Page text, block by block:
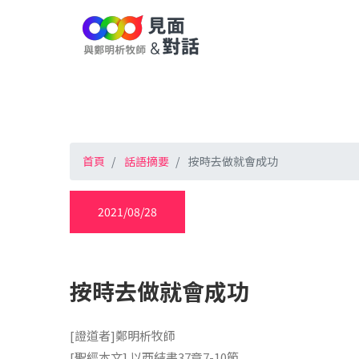
首頁 話語摘要 按時去做就會成功
2021/08/28
按時去做就會成功
[證道者]鄭明析牧師